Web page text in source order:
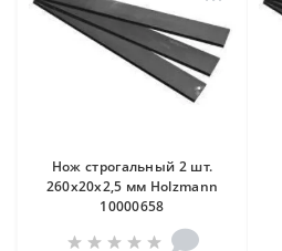
Нож строгальный 2 шт.
260x20x2,5 мм Holzmann
10000658